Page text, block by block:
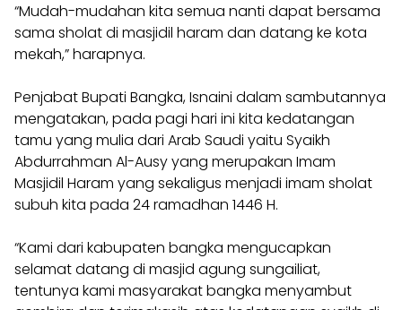
“Mudah-mudahan kita semua nanti dapat bersama
sama sholat di masjidil haram dan datang ke kota
mekah,” harapnya.
Penjabat Bupati Bangka, Isnaini dalam sambutannya
mengatakan, pada pagi hari ini kita kedatangan
tamu yang mulia dari Arab Saudi yaitu Syaikh
Abdurrahman Al-Ausy yang merupakan Imam
Masjidil Haram yang sekaligus menjadi imam sholat
subuh kita pada 24 ramadhan 1446 H.
“Kami dari kabupaten bangka mengucapkan
selamat datang di masjid agung sungailiat,
tentunya kami masyarakat bangka menyambut